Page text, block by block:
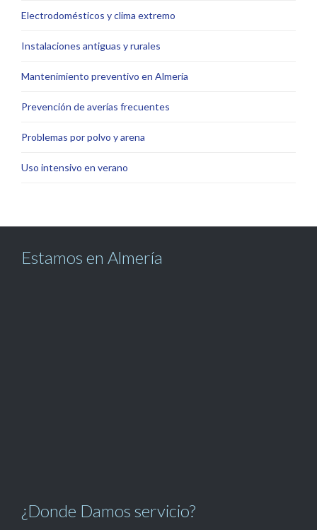
Electrodomésticos y clima extremo
Instalaciones antiguas y rurales
Mantenimiento preventivo en Almería
Prevención de averías frecuentes
Problemas por polvo y arena
Uso intensivo en verano
Estamos en Almería
¿Donde Damos servicio?